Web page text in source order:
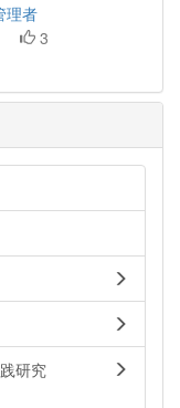
理者
3
研究